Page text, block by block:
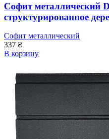
Софит металлический
структурированное
Софит металлический
337 ₴
В корзину